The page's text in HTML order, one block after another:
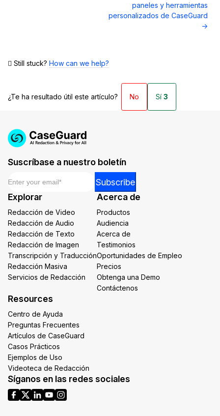
paneles y herramientas
personalizados de CaseGuard
→
Still stuck? How can we help?
¿Te ha resultado útil este artículo? No Sí3
Suscríbase a nuestro boletín
*
Subscribe
Explorar
Redacción de Video
Redacción de Audio
Redacción de Texto
Redacción de Imagen
Transcripción y Traducción
Redacción Masiva
Servicios de Redacción
Acerca de
Productos
Audiencia
Acerca de
Testimonios
Oportunidades de Empleo
Precios
Obtenga una Demo
Contáctenos
Resources
Centro de Ayuda
Preguntas Frecuentes
Artículos de CaseGuard
Casos Prácticos
Ejemplos de Uso
Videoteca de Redacción
Síganos en las redes sociales